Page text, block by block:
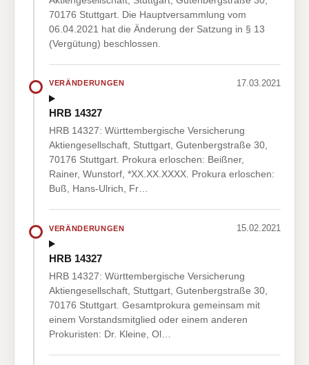
70176 Stuttgart. Die Hauptversammlung vom
06.04.2021 hat die Änderung der Satzung in § 13
(Vergütung) beschlossen.
VERÄNDERUNGEN 17.03.2021
HRB 14327
HRB 14327: Württembergische Versicherung
Aktiengesellschaft, Stuttgart, Gutenbergstraße 30,
70176 Stuttgart. Prokura erloschen: Beißner,
Rainer, Wunstorf, *XX.XX.XXXX. Prokura erloschen:
Buß, Hans-Ulrich, Fr…
VERÄNDERUNGEN 15.02.2021
HRB 14327
HRB 14327: Württembergische Versicherung
Aktiengesellschaft, Stuttgart, Gutenbergstraße 30,
70176 Stuttgart. Gesamtprokura gemeinsam mit
einem Vorstandsmitglied oder einem anderen
Prokuristen: Dr. Kleine, Ol…